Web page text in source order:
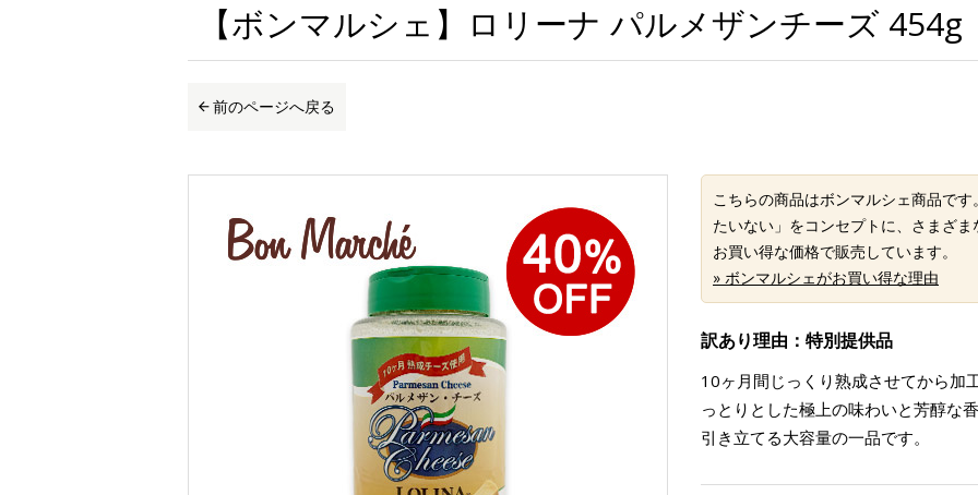
【ボンマルシェ】ロリーナ パルメザンチーズ 454g
前のページへ戻る
こちらの商品はボンマルシェ商品で
たいない」をコンセプトに、さまざ
お買い得な価格で販売しています。
» ボンマルシェがお買い得な理由
訳あり理由：特別提供品
10ヶ月間じっくり熟成させてから加
っとりとした極上の味わいと芳醇な
引き立てる大容量の一品です。